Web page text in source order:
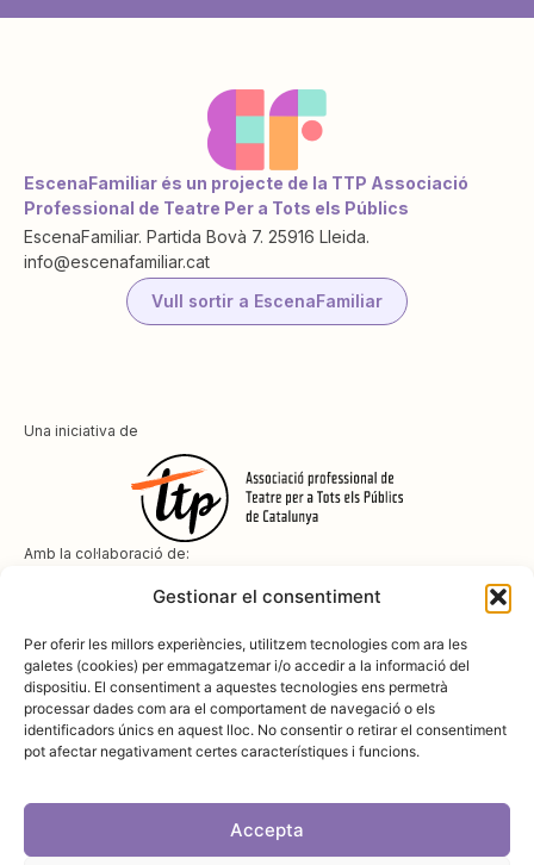
Gestionar el consentiment
Per oferir les millors experiències, utilitzem tecnologies com ara les
galetes (cookies) per emmagatzemar i/o accedir a la informació del
dispositiu. El consentiment a aquestes tecnologies ens permetrà
processar dades com ara el comportament de navegació o els
identificadors únics en aquest lloc. No consentir o retirar el consentiment
pot afectar negativament certes característiques i funcions.
Accepta
EscenaFamiliar és un projecte de la TTP Associació
Professional de Teatre Per a Tots els Públics
EscenaFamiliar. Partida Bovà 7. 25916 Lleida.
info@escenafamiliar.cat
Vull sortir a EscenaFamiliar
Una iniciativa de
Amb la col·laboració de:
Amb el suport de